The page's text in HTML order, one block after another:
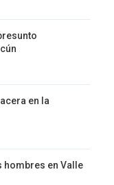
en la
hombres en Valle